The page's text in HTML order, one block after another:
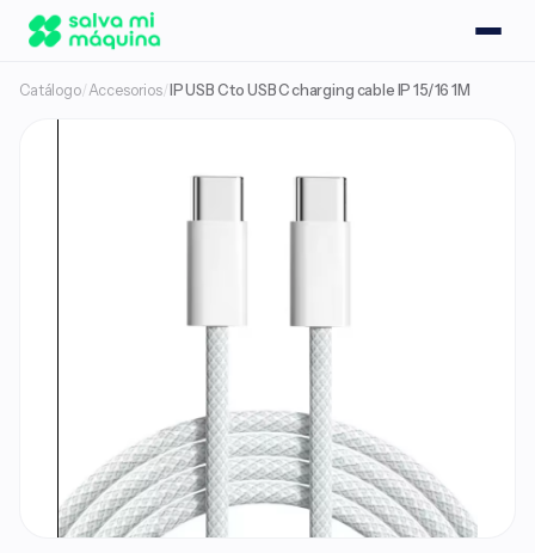
Catálogo/Accesorios/ IP USB C to USB C charging cable IP 15/16 1M